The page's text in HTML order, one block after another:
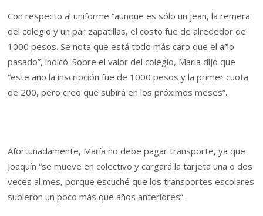
Con respecto al uniforme “aunque es sólo un jean, la remera
del colegio y un par zapatillas, el costo fue de alrededor de
1000 pesos. Se nota que está todo más caro que el año
pasado”, indicó. Sobre el valor del colegio, María dijo que
“este año la inscripción fue de 1000 pesos y la primer cuota
de 200, pero creo que subirá en los próximos meses”.
Afortunadamente, María no debe pagar transporte, ya que
Joaquín “se mueve en colectivo y cargará la tarjeta una o dos
veces al mes, porque escuché que los transportes escolares
subieron un poco más que años anteriores”.